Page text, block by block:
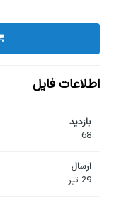
اطلاعات فایل
بازدید
68
ارسال
29 تیر